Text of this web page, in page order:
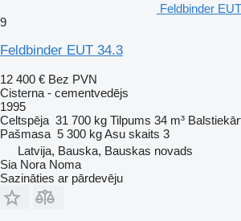
Feldbinder
9
Feldbinder EUT 34.3
12 400 € Bez PVN
Cisterna - cementvedējs
1995
Celtspēja 31 700 kg Tilpums 34 m³
Pašmasa 5 300 kgAsu skaits 3
Latvija, Bauska, Bauskas novads
Sia Nora Noma
Sazināties ar pārdevēju